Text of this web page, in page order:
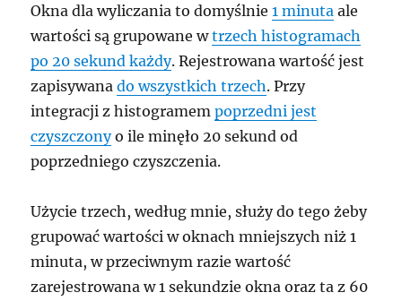
Okna dla wyliczania to domyślnie1 minuta ale
wartości są grupowane wtrzech histogramach
po 20 sekund każdy. Rejestrowana wartość jest
zapisywanado wszystkich trzech. Przy
integracji z histogramempoprzedni jest
czyszczonyo ile minęło 20 sekund od
poprzedniego czyszczenia.
Użycie trzech, według mnie, służy do tego żeby
grupować wartości w oknach mniejszych niż 1
minuta, w przeciwnym razie wartość
zarejestrowana w 1 sekundzie okna oraz ta z 60